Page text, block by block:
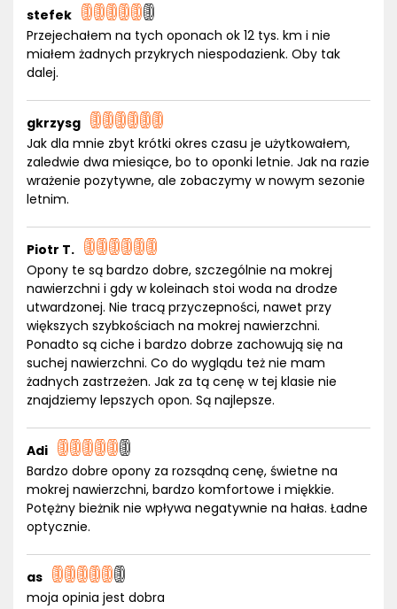
stefek
Przejechałem na tych oponach ok 12 tys. km i nie
miałem żadnych przykrych niespodazienk. Oby tak
dalej.
gkrzysg
Jak dla mnie zbyt krótki okres czasu je użytkowałem,
zaledwie dwa miesiące, bo to oponki letnie. Jak na razie
wrażenie pozytywne, ale zobaczymy w nowym sezonie
letnim.
Piotr T.
Opony te są bardzo dobre, szczególnie na mokrej
nawierzchni i gdy w koleinach stoi woda na drodze
utwardzonej. Nie tracą przyczepności, nawet przy
większych szybkościach na mokrej nawierzchni.
Ponadto są ciche i bardzo dobrze zachowują się na
suchej nawierzchni. Co do wyglądu też nie mam
żadnych zastrzeżen. Jak za tą cenę w tej klasie nie
znajdziemy lepszych opon. Są najlepsze.
Adi
Bardzo dobre opony za rozsądną cenę, świetne na
mokrej nawierzchni, bardzo komfortowe i miękkie.
Potężny bieżnik nie wpływa negatywnie na hałas. Ładne
optycznie.
as
moja opinia jest dobra